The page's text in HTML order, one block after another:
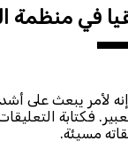
في منظمة
لأمر يبعث على
فكتابة
مسيئة.